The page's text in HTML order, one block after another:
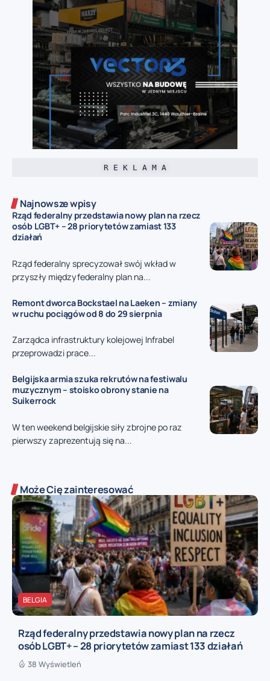
R E K L A M A
Najnowsze wpisy
Rząd federalny przedstawia nowy plan na rzecz
osób LGBT+ – 28 priorytetów zamiast 133
działań
Rząd federalny sprecyzował swój wkład w
przyszły międzyfederalny plan na...
Remont dworca Bockstael na Laeken – zmiany
w ruchu pociągów od 8 do 29 sierpnia
Zarządca infrastruktury kolejowej Infrabel
przeprowadzi prace...
Belgijska armia szuka rekrutów na festiwalu
muzycznym – stoisko obrony stanie na
Suikerrock
W ten weekend belgijskie siły zbrojne po raz
pierwszy zaprezentują się na...
Może Cię zainteresować
BELGIA
Rząd federalny przedstawia nowy plan na rzecz
osób LGBT+ – 28 priorytetów zamiast 133 działań
38 Wyświetleń